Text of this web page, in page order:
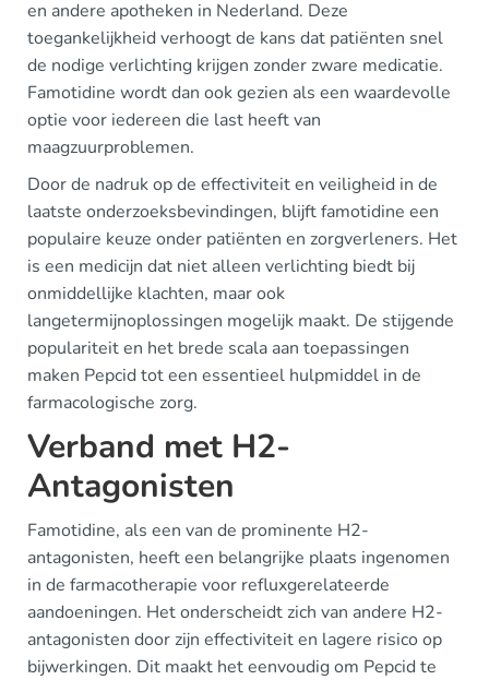
en andere apotheken in Nederland. Deze
toegankelijkheid verhoogt de kans dat patiënten snel
de nodige verlichting krijgen zonder zware medicatie.
Famotidine wordt dan ook gezien als een waardevolle
optie voor iedereen die last heeft van
maagzuurproblemen.
Door de nadruk op de effectiviteit en veiligheid in de
laatste onderzoeksbevindingen, blijft famotidine een
populaire keuze onder patiënten en zorgverleners. Het
is een medicijn dat niet alleen verlichting biedt bij
onmiddellijke klachten, maar ook
langetermijnoplossingen mogelijk maakt. De stijgende
populariteit en het brede scala aan toepassingen
maken Pepcid tot een essentieel hulpmiddel in de
farmacologische zorg.
Verband met H2-
Antagonisten
Famotidine, als een van de prominente H2-
antagonisten, heeft een belangrijke plaats ingenomen
in de farmacotherapie voor refluxgerelateerde
aandoeningen. Het onderscheidt zich van andere H2-
antagonisten door zijn effectiviteit en lagere risico op
bijwerkingen. Dit maakt het eenvoudig om Pepcid te